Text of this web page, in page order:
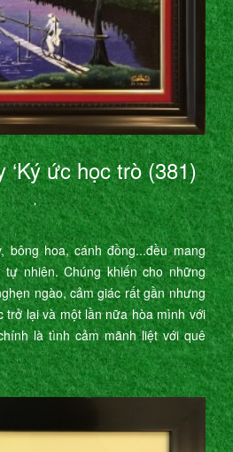
‘Ký ức học trò (381)
’
bông hoa, cánh đồng...đều mang
nhiên. Chúng khiến cho những
ngào, cảm giác rất gần nhưng
trở lại và một lần nữa hòa mình với
là tình cảm mãnh liệt với quê